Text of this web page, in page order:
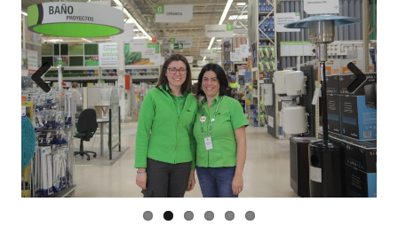
Previous Next